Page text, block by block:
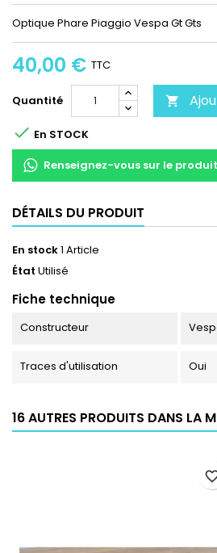
Optique Phare Piaggio Vespa Gt Gts
40,00 € TTC
Quantité 
 En STOCK
Renseignez-vous sur le
DÉTAILS DU PRODUIT
En stock1 Article
État Utilisé
Fiche technique
Constructeur
Traces d'utilisation Oui
16 AUTRES PRODUITS DANS LA